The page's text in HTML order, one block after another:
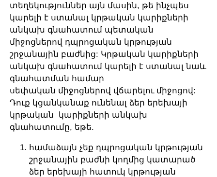
տեղեկություններ այն մասին, թե ինչպես
կարելի է ստանալ կրթական կարիքների
անկախ գնահատում պետական
միջոցներով դպրոցական կրթության
շրջանային բաժնից: Կրթական կարիքների
անկախ գնահատում կարելի է ստանալ նաև
գնահատման համար
սեփական միջոցներով վճարելու միջոցով:
Դուք կցանկանաք ունենալ ձեր երեխայի
կրթական կարիքների անկախ
գնահատումը, եթե.
համաձայն չեք դպրոցական կրթության
շրջանային բաժնի կողմից կատարած
ձեր երեխայի հատուկ կրթության